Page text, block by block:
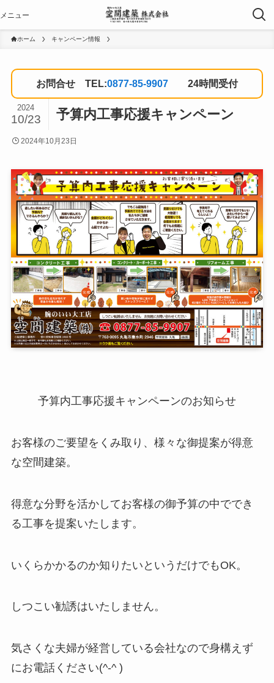
ホーム キャンペーン情報
お問合せ TEL:0877-85-9907 24時間受付
予算内工事応援キャンペーン
2024
10/23
2024年10月23日
予算内工事応援キャンペーンのお知らせ
お客様のご要望をくみ取り、様々な御提案が得意
な空間建築。
得意な分野を活かしてお客様の御予算の中ででき
る工事を提案いたします。
いくらかかるのか知りたいというだけでもOK。
しつこい勧誘はいたしません。
気さくな夫婦が経営している会社なので身構えず
にお電話ください(⁠^⁠-⁠^⁠ ⁠)